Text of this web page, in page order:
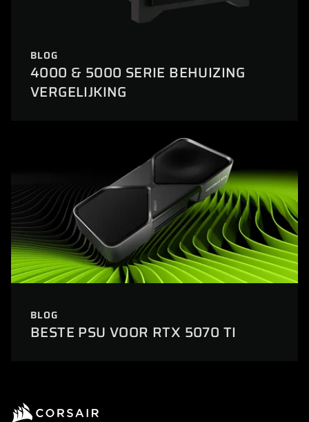
BLOG
4000 & 5000 SERIE BEHUIZING
VERGELIJKING
BLOG
BESTE PSU VOOR RTX 5070 TI